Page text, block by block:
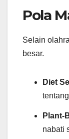
Pola
Selain
besar.
Diet
Plant-
nabati